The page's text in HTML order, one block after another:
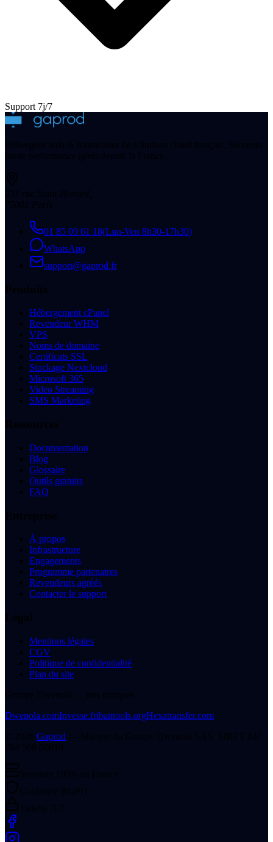
Support 7j/7
01 85 09 61 18(Lun-Ven 8h30-17h30)
WhatsApp
support@gaprod.fr
Hébergement cPanel
Revendeur WHM
VPS
Noms de domaine
Certificats SSL
Stockage Nextcloud
Microsoft 365
Video Streaming
SMS Marketing
Documentation
Blog
Glossaire
Outils gratuits
FAQ
À propos
Infrastructure
Engagements
Programme partenaires
Revendeurs agréés
Contacter le support
Mentions légales
CGV
Politique de confidentialité
Plan du site
Dwenola.comInvesse.fribantools.orgHexatransfer.com
Gaprod